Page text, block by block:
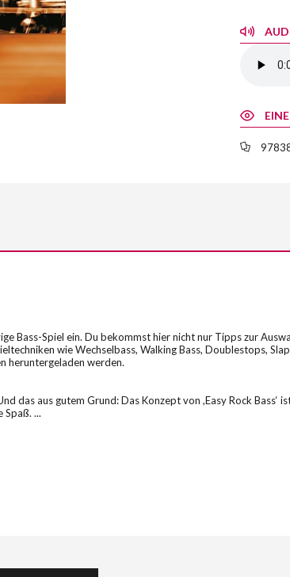
Bass-Spiel ein. Du bekommst hier nicht nur Tipps zur
wie Wechselbass, Walking Bass, Doublestops,
heruntergeladen werden.
das aus gutem Grund: Das Konzept von ,Easy Rock
...